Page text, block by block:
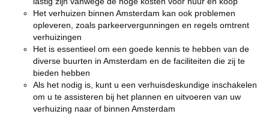
Het verhuizen binnen Amsterdam kan ook problemen
opleveren, zoals parkeervergunningen en regels omtrent
verhuizingen
Het is essentieel om een goede kennis te hebben van de
diverse buurten in Amsterdam en de faciliteiten die zij te
bieden hebben
Als het nodig is, kunt u een verhuisdeskundige inschakelen
om u te assisteren bij het plannen en uitvoeren van uw
verhuizing naar of binnen Amsterdam